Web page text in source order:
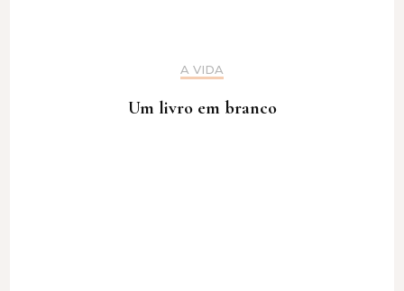
A VIDA
Um livro em branco